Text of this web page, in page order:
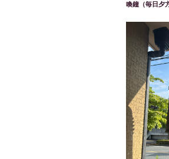
喚鐘（毎日夕